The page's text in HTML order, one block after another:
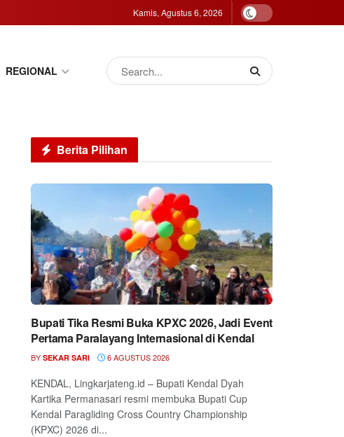
Kamis, Agustus 6, 2026
REGIONAL
Berita Pilihan
Bupati Tika Resmi Buka KPXC 2026, Jadi Event
Pertama Paralayang Internasional di Kendal
BY SEKAR SARI 6 AGUSTUS 2026
KENDAL, Lingkarjateng.id – Bupati Kendal Dyah
Kartika Permanasari resmi membuka Bupati Cup
Kendal Paragliding Cross Country Championship
(KPXC) 2026 di...